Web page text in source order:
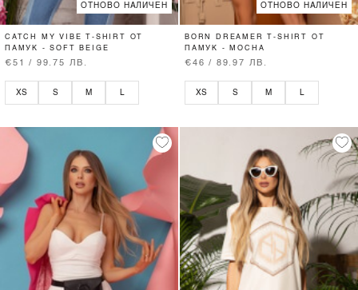
ОТНОВО НАЛИЧЕН
CATCH MY VIBE T-SHIRT ОТ
ПАМУК - SOFT BEIGE
€51 / 99.75 ЛВ.
XS S M
ОТНОВО НАЛИЧЕН
BORN DREAMER T-SHIRT ОТ
ПАМУК - MOCHA
€46 / 89.97 ЛВ.
XS S M